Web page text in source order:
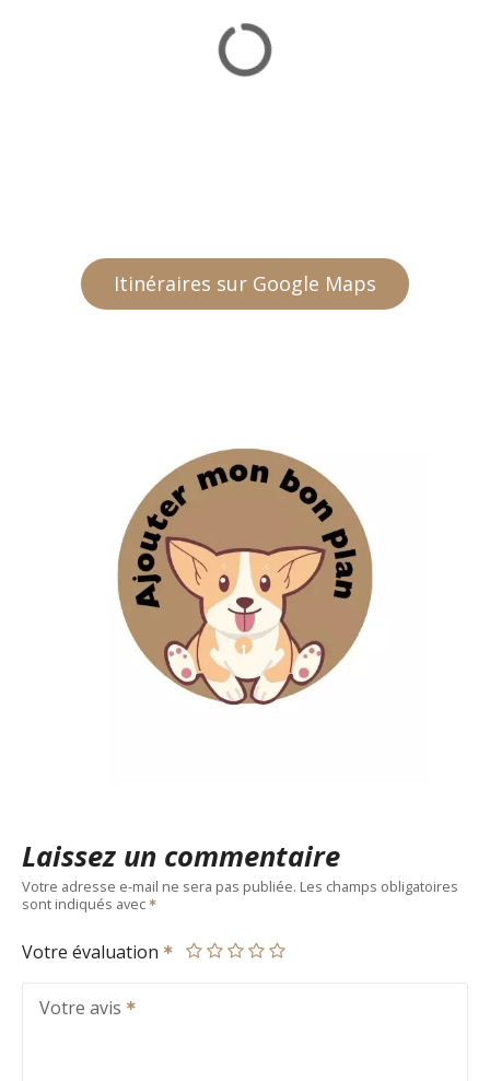
Itinéraires sur Google Maps
Laissez un commentaire
Votre adresse e-mail ne sera pas publiée. Les champs obligatoires
sont indiqués avec
Votre évaluation
Votre avis